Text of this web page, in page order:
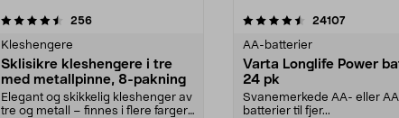
256anmeldelser
Kleshengere
Sklisikre kleshengere i tre
med metallpinne, 8-pakning
Elegant og skikkelig kleshenger av
tre og metall – finnes i flere farger.
4.5av 5 stjerner 24107
AA-batterier
Varta Longlife Power
24 pk
Svanemerkede AA- eller
batterier til fjer...
4.5av 5 stjerner